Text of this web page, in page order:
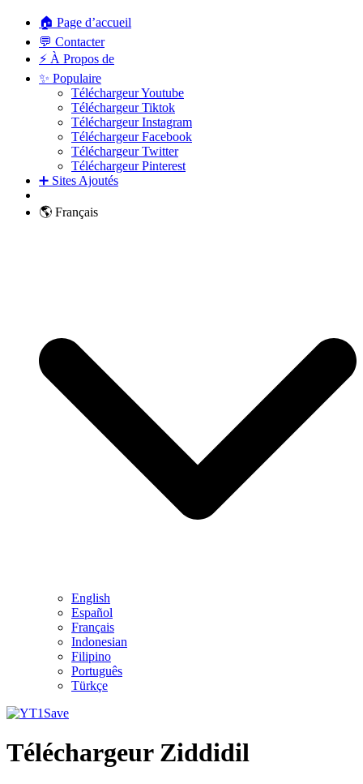
🏠 Page d’accueil
💬 Contacter
⚡ À Propos de
✨ Populaire
Téléchargeur Youtube
Téléchargeur Tiktok
Téléchargeur Instagram
Téléchargeur Facebook
Téléchargeur Twitter
Téléchargeur Pinterest
➕ Sites Ajoutés
🌎 Français
English
Español
Français
Indonesian
Filipino
Português
Türkçe
Téléchargeur Ziddidil